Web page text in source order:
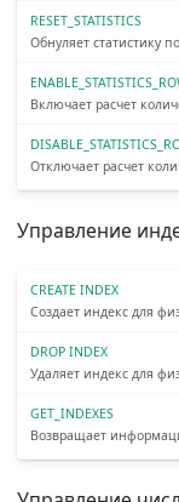
RESET_STATISTICS
Обнуляет статистику
Включает расчет
Отключает расчет
Управление
CREATE INDEX
Создает индекс для
DROP INDEX
Удаляет индекс для
GET_INDEXES
Возвращает